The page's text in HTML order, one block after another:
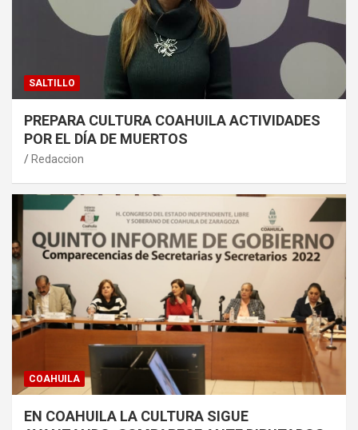
SALTILLO
PREPARA CULTURA COAHUILA ACTIVIDADES
POR EL DÍA DE MUERTOS
Redaccion
COAHUILA
EN COAHUILA LA CULTURA SIGUE